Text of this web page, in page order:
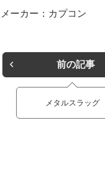
メーカー：カプコン
前の記事
メタルスラッグ